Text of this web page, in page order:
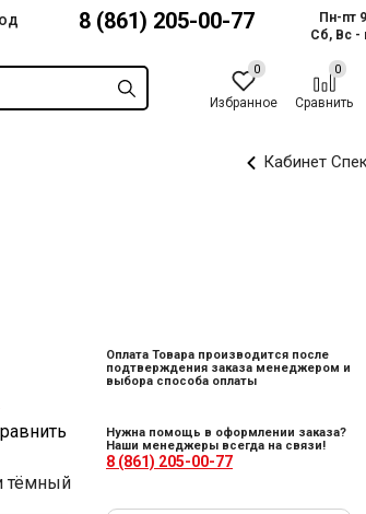
8 (861) 205-00-77
Пн-пт
Сб, Вс -
Избранное Сравнить
Кабинет
тёмный
Оплата Товара производится после
подтверждения заказа менеджером и
выбора способа оплаты
Нужна помощь в оформлении заказа?
Наши менеджеры всегда на связи!
8 (861) 205-00-77